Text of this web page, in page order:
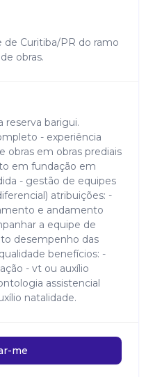
de Curitiba/PR do ramo
obras.
reserva barigui.
- experiência
em obras prediais
em fundação em
- gestão de equipes
atribuições: -
e andamento
a equipe de
desempenho das
benefícios: -
- vt ou auxílio
assistencial
natalidade.
me